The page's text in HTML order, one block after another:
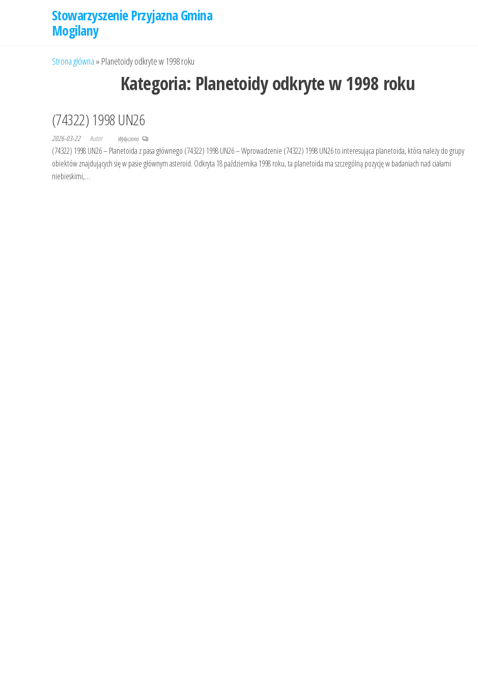
Stowarzyszenie Przyjazna Gmina
Mogilany
Strona główna » Planetoidy odkryte w 1998 roku
Kategoria: Planetoidy odkryte w 1998 roku
(74322) 1998 UN26
2026-03-22 Autor Wyłączono
(74322) 1998 UN26 – Planetoida z pasa głównego (74322) 1998 UN26 – Wprowadzenie (74322) 1998 UN26 to interesująca planetoida, która należy do grupy
obiektów znajdujących się w pasie głównym asteroid. Odkryta 18 października 1998 roku, ta planetoida ma szczególną pozycję w badaniach nad ciałami
niebieskimi,…